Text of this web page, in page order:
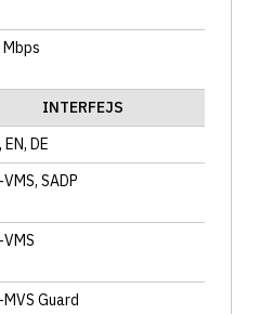
Mbps
INTERFEJS
, EN, DE
, SADP
Guard